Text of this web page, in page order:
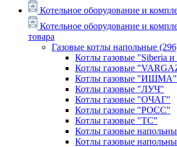
Котельное оборудование и
Котельное оборудование и
товара
Газовые котлы напольные
Котлы газовые "Siberia
Котлы газовые
Котлы газовые "ИШМА"
Котлы газовые "ЛУЧ"
Котлы газовые "ОЧАГ"
Котлы газовые "РОСС"
Котлы газовые "ТС"
Котлы газовые
Котлы газовые